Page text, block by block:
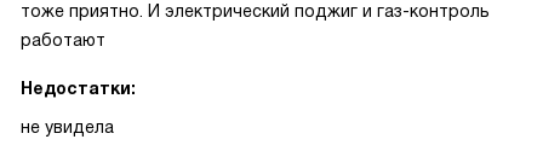
тоже приятно. И электрический поджиг и газ-контроль
работают
Недостатки:
не увидела